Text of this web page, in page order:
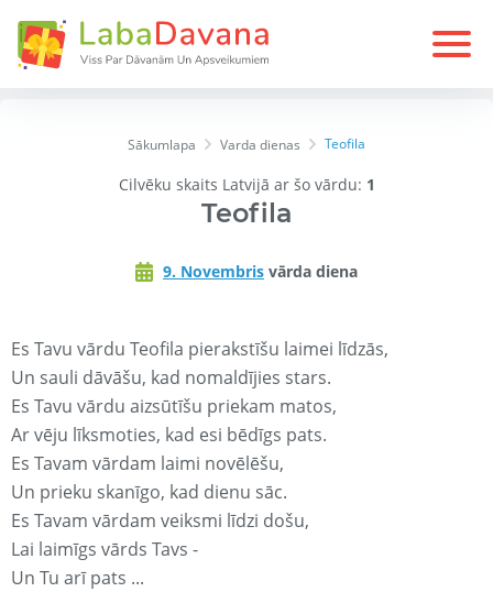
Sākumlapa Varda dienas Teofila
Cilvēku skaits Latvijā ar šo vārdu: 1
Teofila
9. Novembris vārda diena
Es Tavu vārdu Teofila pierakstīšu laimei līdzās,
Un sauli dāvāšu, kad nomaldījies stars.
Es Tavu vārdu aizsūtīšu priekam matos,
Ar vēju līksmoties, kad esi bēdīgs pats.
Es Tavam vārdam laimi novēlēšu,
Un prieku skanīgo, kad dienu sāc.
Es Tavam vārdam veiksmi līdzi došu,
Lai laimīgs vārds Tavs -
Un Tu arī pats ...